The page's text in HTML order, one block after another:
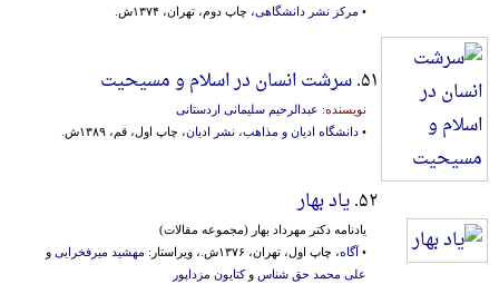
• مرکز نشر دانشگاهی، چاپ دوم، تهران، ۱۳۷۴ش.
۵۱. سرشت انسان در اسلام و مسیحیت
نویسنده: عبدالرحیم سلیمانی اردستانی
• دانشگاه ادیان و مذاهب، نشر ادیان، چاپ اول، قم، ۱۳۸۹ش.
۵۲. یاد بهار
یادنامه‌ دکتر مهرداد بهار (مجموعه‌ مقالات‌)
• آگاه، چاپ اول، تهران، ۱۳۷۶ش.، ویراستار: مهشید میرفخرایی و
علی محمد حق شناس وکتایون مزداپور